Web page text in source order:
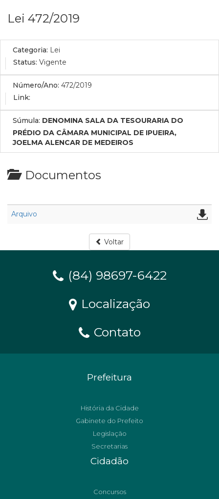
Lei 472/2019
Categoria: Lei
Status: Vigente
Número/Ano: 472/2019
Link:
Súmula: DENOMINA SALA DA TESOURARIA DO
PRÉDIO DA CÂMARA MUNICIPAL DE IPUEIRA,
JOELMA ALENCAR DE MEDEIROS
Documentos
Arquivo
Voltar
(84) 98697-6422
Localização
Contato
Prefeitura
História da Cidade
Gabinete do Prefeito
Legislação
Secretarias
Cidadão
Concursos